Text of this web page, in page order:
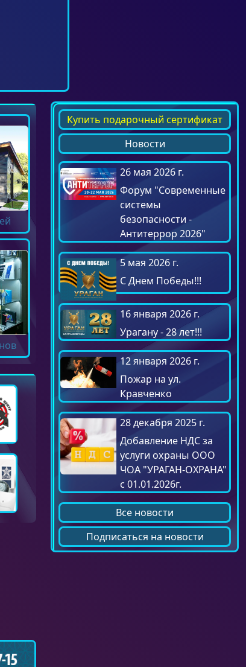
Купить подарочный сертификат
Новости
26 мая 2026 г.
Форум "Современные
системы
безопасности -
Антитеррор 2026"
5 мая 2026 г.
С Днем Победы!!!
16 января 2026 г.
Урагану - 28 лет!!!
12 января 2026 г.
Пожар на ул.
Кравченко
28 декабря 2025 г.
Добавление НДС за
услуги охраны ООО
ЧОА "УРАГАН-ОХРАНА"
с 01.01.2026г.
Все новости
Подписаться на новости